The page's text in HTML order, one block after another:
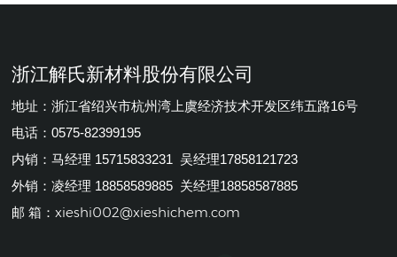
浙江解氏新材料股份有限公司
地址：浙江省绍兴市杭州湾上虞经济技术开发区纬五路16号
电话：0575-82399195
内销：马经理 15715833231 吴经理17858121723
外销：凌经理 18858589885 关经理18858587885
邮 箱：xieshi002@xieshichem.com